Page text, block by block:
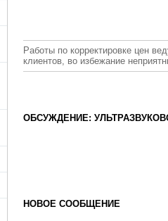
Работы по корректировке цен
клиентов, во избежание
ОБСУЖДЕНИЕ:
НОВОЕ СООБЩЕНИЕ